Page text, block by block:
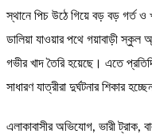
স্থানে পিচ উঠে গিয়ে বড় বড় গর্ত ও
ডালিয়া যাওয়ার পথে গয়াবাড়ী
গভীর খাদ তৈরি হয়েছে। এতে
সাধারণ যাত্রীরা দুর্ঘটনার শিকার
এলাকাবাসীর অভিযোগ, ভারী ট্রাক,